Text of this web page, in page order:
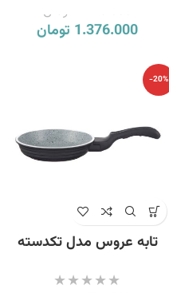
تومان
1.376.000 تومان
-20%
تابه عروس مدل تکدسته